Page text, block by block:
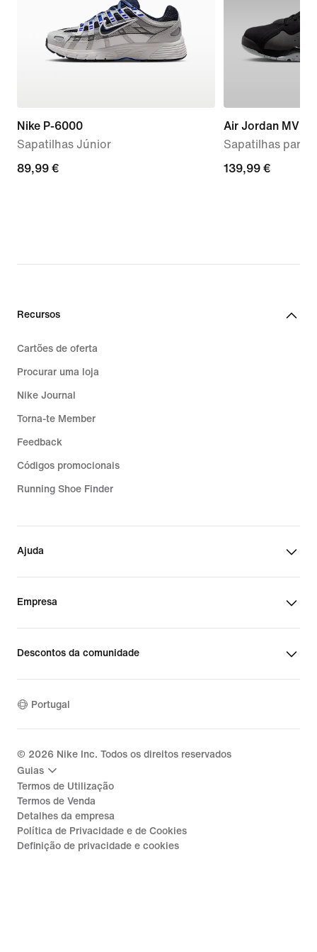
Nike P-6000
Sapatilhas Júnior
89,99
89,99 €
Air Jordan MVP
Sapatilhas para
139,99
139,99 €
Recursos
Cartões de oferta
Procurar uma loja
Nike Journal
Torna-te Member
Feedback
Códigos promocionais
Running Shoe Finder
Ajuda
Empresa
Descontos da comunidade
Portugal
© 2026 Nike Inc. Todos os direitos reservados
Guias
Termos de Utilização
Termos de Venda
Detalhes da empresa
Política de Privacidade e de Cookies
Definição de privacidade e cookies